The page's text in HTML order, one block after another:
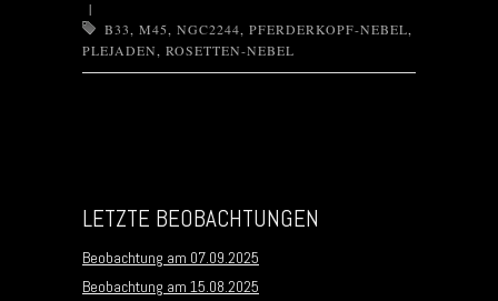
|
B33, M45, NGC2244, PFERDERKOPF-NEBEL,
PLEJADEN, ROSETTEN-NEBEL
LETZTE BEOBACHTUNGEN
Beobachtung am 07.09.2025
Beobachtung am 15.08.2025